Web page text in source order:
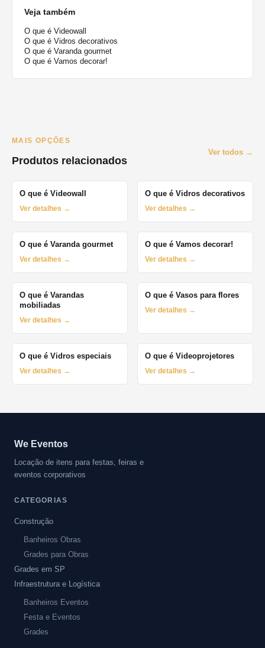
Veja também
O que é Videowall
O que é Vidros decorativos
O que é Varanda gourmet
O que é Vamos decorar!
MAIS OPÇÕES
Produtos relacionados
Ver todos →
O que é Videowall
Ver detalhes →
O que é Vidros decorativos
Ver detalhes →
O que é Varanda gourmet
Ver detalhes →
O que é Vamos decorar!
Ver detalhes →
O que é Varandas
mobiliadas
Ver detalhes →
O que é Vasos para flores
Ver detalhes →
O que é Vidros especiais
Ver detalhes →
O que é Videoprojetores
Ver detalhes →
We Eventos
Locação de itens para festas, feiras e
eventos corporativos
CATEGORIAS
Construção
Banheiros Obras
Grades para Obras
Grades em SP
Infraestrutura e Logística
Banheiros Eventos
Festa e Eventos
Grades